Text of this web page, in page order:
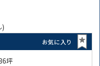
お気に入り
坪